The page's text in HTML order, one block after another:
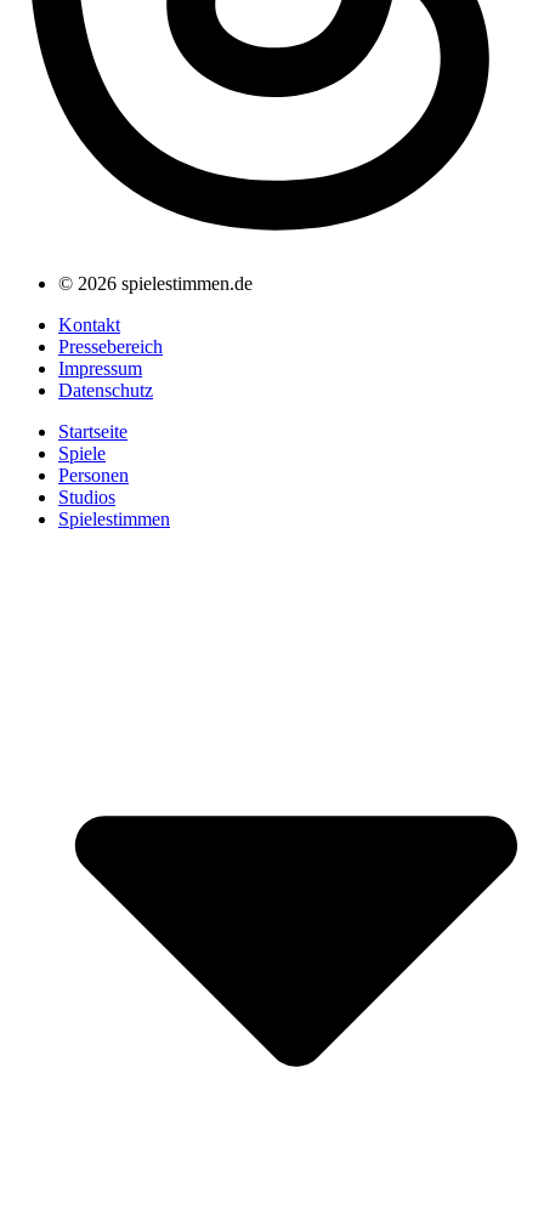
© 2026 spielestimmen.de
Kontakt
Pressebereich
Impressum
Datenschutz
Startseite
Spiele
Personen
Studios
Spielestimmen